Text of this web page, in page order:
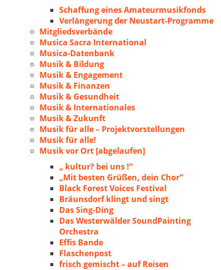
Schaffung eines Amateurmusikfonds
Verlängerung der Neustart-Programme
Mitgliedsverbände
Musica Sacra International
Musica-Datenbank
Musik & Bildung
Musik & Engagement
Musik & Finanzen
Musik & Gesundheit
Musik & Internationales
Musik & Zukunft
Musik für alle – Projektvorstellungen
Musik für alle!
Musik vor Ort [abgelaufen]
„ kultur? bei uns !“
„Mit besten Grüßen, dein Chor“
Black Forest Voices Festival
Bräunsdorf klingt und singt
Das Sing-Ding
Das Westerwälder SoundPainting
Orchestra
Effis Bande
Flaschenpost
frisch gemischt – auf Reisen